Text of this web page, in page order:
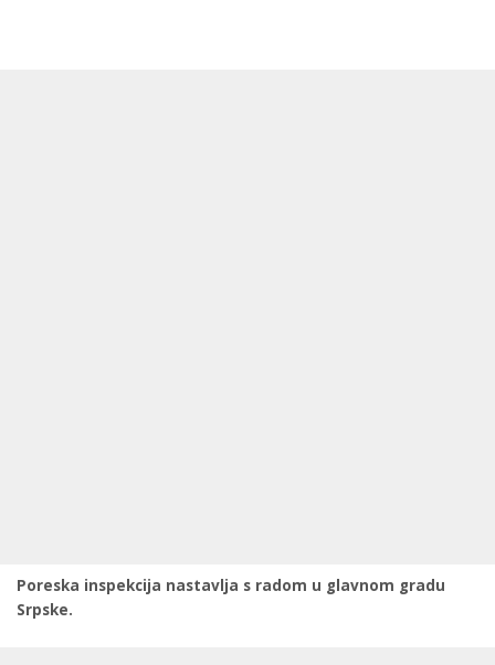
Poreska inspekcija nastavlja s radom u glavnom gradu
Srpske.